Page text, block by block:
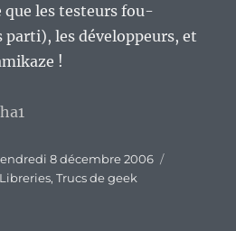
que les testeurs fou-
les développeurs, et
!
8 décembre 2006
Libreries,Trucs de geek